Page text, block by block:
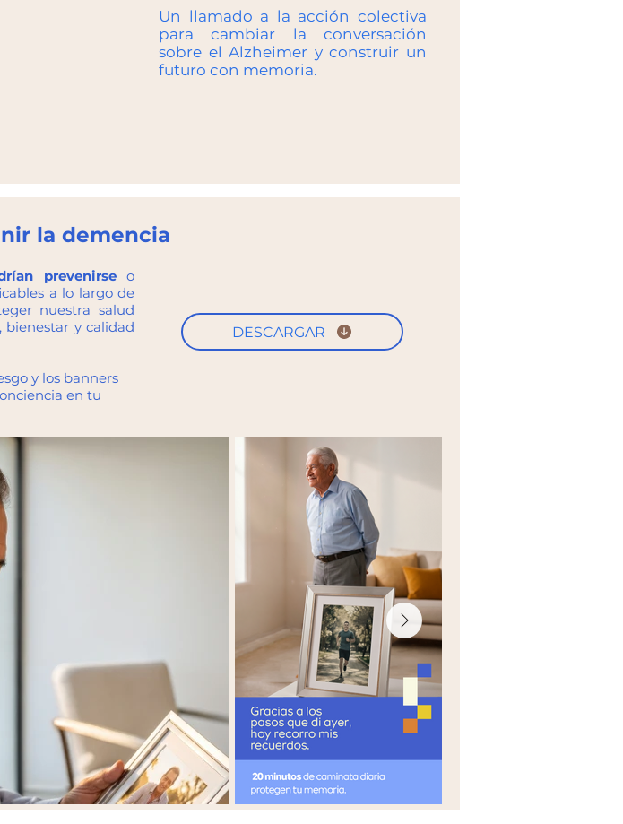
Un llamado a la acción colectiva
para cambiar la conversación
sobre el Alzheimer y construir un
futuro con memoria.
la demencia
prevenirseo
a lo largo de
nuestra salud
y calidad
y los banners
en tu
DESCARGAR